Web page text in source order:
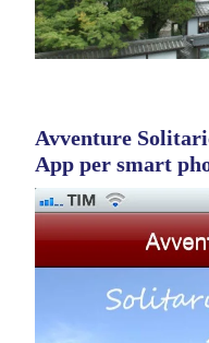
Avventure
App per smart